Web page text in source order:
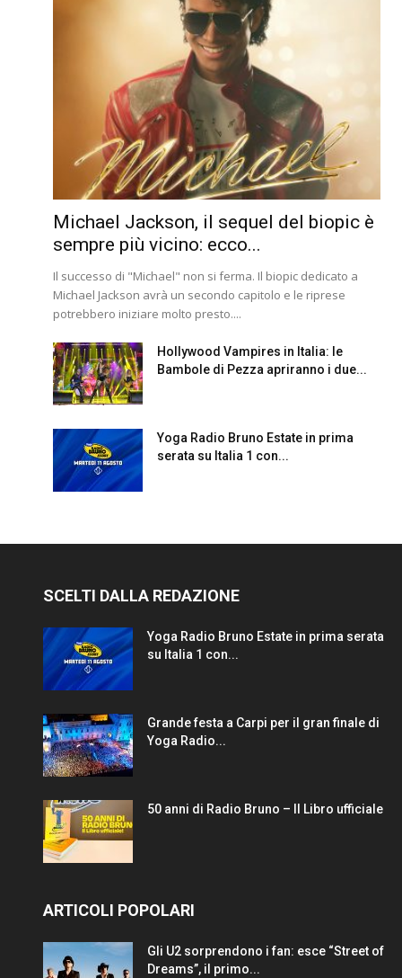
Michael Jackson, il sequel del biopic è
sempre più vicino: ecco...
Il successo di "Michael" non si ferma. Il biopic dedicato a
Michael Jackson avrà un secondo capitolo e le riprese
potrebbero iniziare molto presto....
Hollywood Vampires in Italia: le
Bambole di Pezza apriranno i due...
Yoga Radio Bruno Estate in prima
serata su Italia 1 con...
SCELTI DALLA REDAZIONE
Yoga Radio Bruno Estate in prima serata
su Italia 1 con...
Grande festa a Carpi per il gran finale di
Yoga Radio...
50 anni di Radio Bruno – Il Libro ufficiale
ARTICOLI POPOLARI
Gli U2 sorprendono i fan: esce “Street of
Dreams”, il primo...